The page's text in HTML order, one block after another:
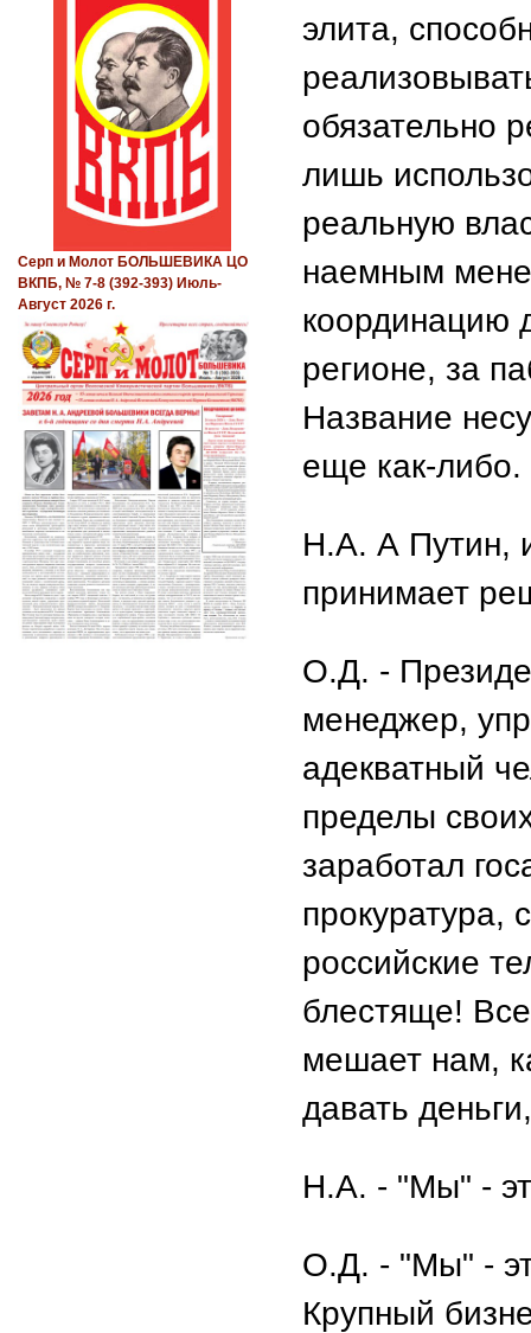
элита,
обязательно
лишь
реальную
наемным
координацию
регионе, за
Название
еще как-либо.
Н.А. А Путин,
принимает
О.Д. -
менеджер,
адекватный
пределы
заработал
прокуратура,
российские
блестяще!
мешает нам,
давать
Н.А. - "Мы" -
О.Д. - "Мы" -
Крупный
Серп и Молот БОЛЬШЕВИКА ЦО
ВКПБ, № 7-8 (392-393) Июль-
Август 2026 г.